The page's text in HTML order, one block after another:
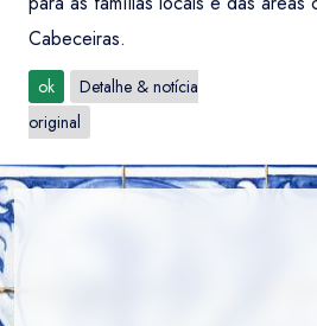
Cabeceiras.
ok
Detalhe & notícia
original